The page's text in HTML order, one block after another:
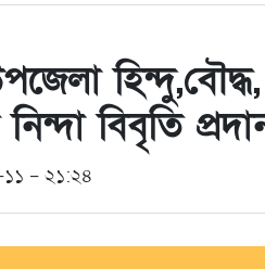
নিন্দা বিবৃতি
- ২১:২৪